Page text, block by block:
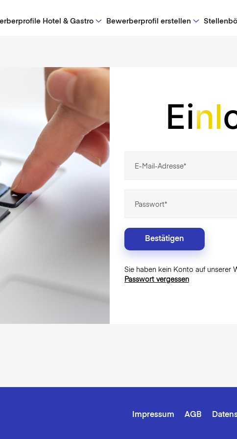
Hotel & Gastro Bewerberprofil erstellen
Einl
Sie haben kein Konto auf unserer
Passwort vergessen
Impressum AGB